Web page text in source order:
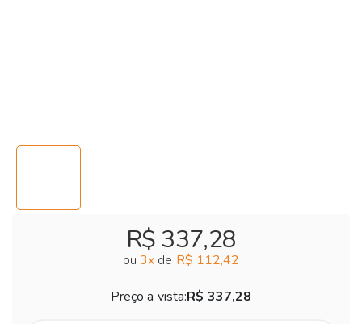
R$ 337,28
ou 3x de R$ 112,42
Preço a vista:R$ 337,28